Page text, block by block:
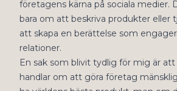
företagens kärna på sociala medier.
bara om att beskriva produkter eller
att skapa en berättelse som
relationer.
En sak som blivit tydlig för mig är
handlar om att göra företag